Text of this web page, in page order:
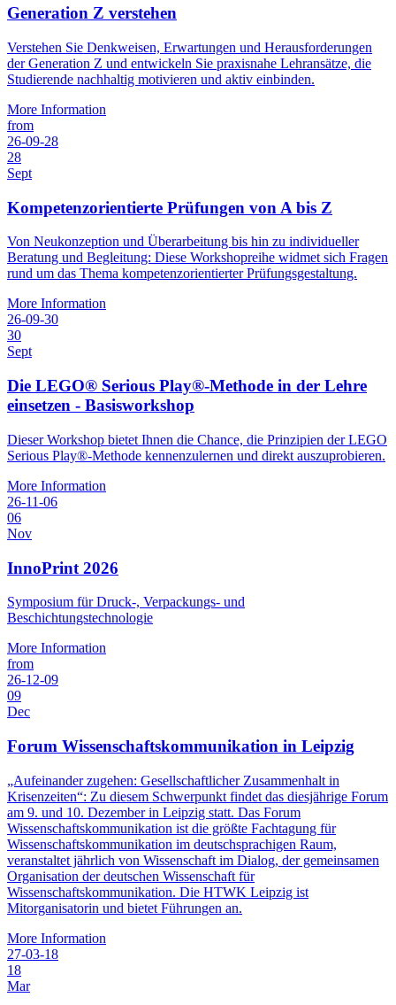
Generation Z verstehen
Verstehen Sie Denkweisen, Erwartungen und Herausforderungen
der Generation Z und entwickeln Sie praxisnahe Lehransätze, die
Studierende nachhaltig motivieren und aktiv einbinden.
More Information
from
26-09-28
28
Sept
Kompetenzorientierte Prüfungen von A bis Z
Von Neukonzeption und Überarbeitung bis hin zu individueller
Beratung und Begleitung: Diese Workshopreihe widmet sich Fragen
rund um das Thema kompetenzorientierter Prüfungsgestaltung.
More Information
26-09-30
30
Sept
Die LEGO® Serious Play®-Methode in der Lehre
einsetzen - Basisworkshop
Dieser Workshop bietet Ihnen die Chance, die Prinzipien der LEGO
Serious Play®-Methode kennenzulernen und direkt auszuprobieren.
More Information
26-11-06
06
Nov
InnoPrint 2026
Symposium für Druck-, Verpackungs- und
Beschichtungstechnologie
More Information
from
26-12-09
09
Dec
Forum Wissenschaftskommunikation in Leipzig
„Aufeinander zugehen: Gesellschaftlicher Zusammenhalt in
Krisenzeiten“: Zu diesem Schwerpunkt findet das diesjährige Forum
am 9. und 10. Dezember in Leipzig statt. Das Forum
Wissenschaftskommunikation ist die größte Fachtagung für
Wissenschaftskommunikation im deutschsprachigen Raum,
veranstaltet jährlich von Wissenschaft im Dialog, der gemeinsamen
Organisation der deutschen Wissenschaft für
Wissenschaftskommunikation. Die HTWK Leipzig ist
Mitorganisatorin und bietet Führungen an.
More Information
27-03-18
18
Mar